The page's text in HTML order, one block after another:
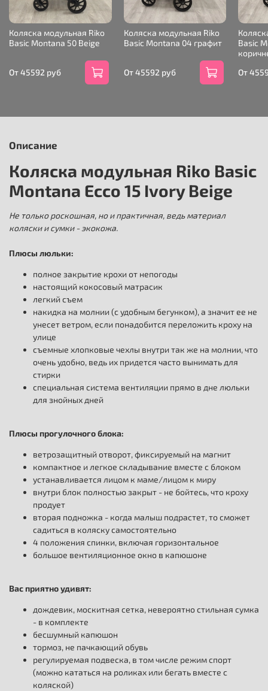
Коляска модульная Riko
Basic Montana 50 Beige
От45592 руб
Коляска модульная Riko
Basic Montana 04 графит
От 45592 руб
Basic
От
Описание
Коляска модульная Riko Basic
Montana Ecco 15 Ivory Beige
Не только роскошная, но и практичная, ведь материал
коляски и сумки - экокожа.
Плюсы люльки:
полное закрытие крохи от непогоды
настоящий кокосовый матрасик
легкий съем
накидка на молнии (с удобным бегунком), а значит ее не
унесет ветром, если понадобится переложить кроху на
улице
съемные хлопковые чехлы внутри так же на молнии, что
очень удобно, ведь их придется часто вынимать для
стирки
специальная система вентиляции прямо в дне люльки
для знойных дней
Плюсы прогулочного блока:
ветрозащитный отворот, фиксируемый на магнит
компактное и легкое складывание вместе с блоком
устанавливается лицом к маме/лицом к миру
внутри блок полностью закрыт - не бойтесь, что кроху
продует
вторая подножка - когда малыш подрастет, то сможет
садиться в коляску самостоятельно
4 положения спинки, включая горизонтальное
большое вентиляционное окно в капюшоне
Вас приятно удивят:
дождевик, москитная сетка, невероятно стильная сумка
- в комплекте
бесшумный капюшон
тормоз, не пачкающий обувь
регулируемая подвеска, в том числе режим спорт
(можно кататься на роликах или бегать вместе с
коляской)